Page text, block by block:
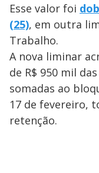
Esse valor foi
(25), em outra
Trabalho.
A nova liminar
de R$ 950 mil
somadas ao
17 de fevereiro,
retenção.